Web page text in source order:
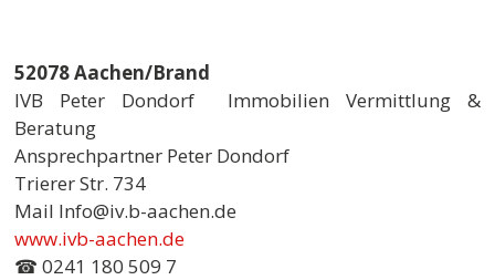
52078 Aachen/Brand
IVB Peter Dondorf Immobilien Vermittlung &
Beratung
Ansprechpartner Peter Dondorf
Trierer Str. 734
Mail Info@iv.b-aachen.de
www.ivb-aachen.de
☎ 0241 180 509 7